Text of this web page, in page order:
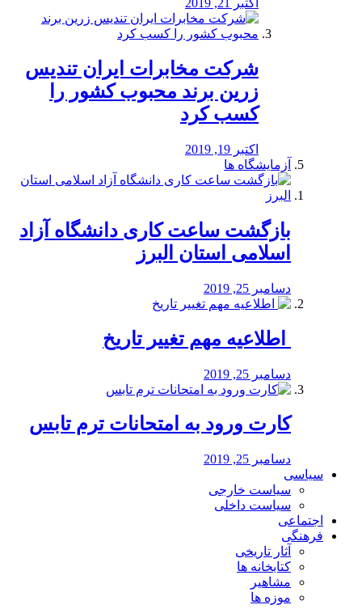
اکتبر 21, 2019
شرکت مخابرات ایران تندیس
زرین برند محبوب کشور را
کسب کرد
اکتبر 19, 2019
آزمایشگاه ها
بازگشت ساعت کاری دانشگاه آزاد
اسلامی استان البرز
دسامبر 25, 2019
️ اطلاعیه مهم تغییر تاریخ
دسامبر 25, 2019
کارت ورود به امتحانات ترم تابس
دسامبر 25, 2019
سیاسی
سیاست خارجی
سیاست داخلی
اجتماعی
فرهنگی
آثار تاریخی
کتابخانه ها
مشاهیر
موزه ها